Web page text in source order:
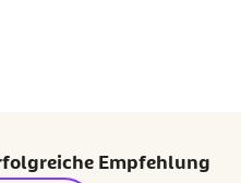
Empfehlung